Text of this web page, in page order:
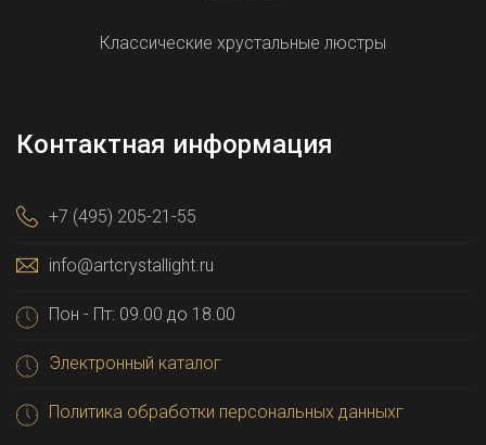
Классические хрустальные люстры
Контактная информация
+7 (495) 205-21-55
info@artcrystallight.ru
Пон - Пт: 09.00 до 18.00
Электронный каталог
Политика обработки персональных данныхг